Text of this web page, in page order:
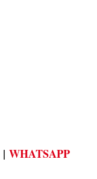
| WHATSAPP